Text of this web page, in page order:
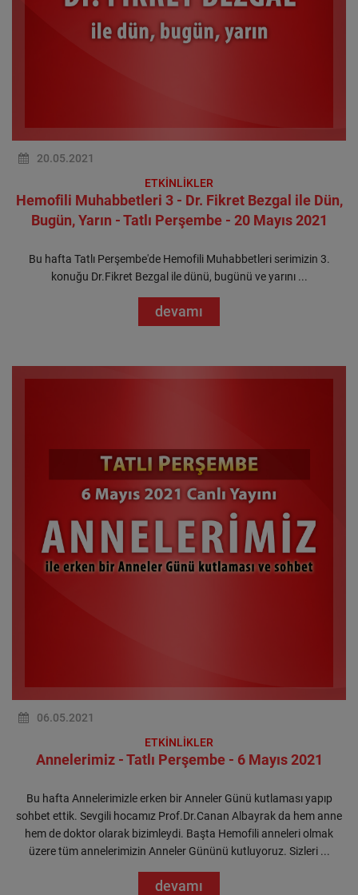
20.05.2021
ETKİNLİKLER
Hemofili Muhabbetleri 3 - Dr. Fikret Bezgal ile Dün,
Bugün, Yarın - Tatlı Perşembe - 20 Mayıs 2021
Bu hafta Tatlı Perşembe'de Hemofili Muhabbetleri serimizin 3.
konuğu Dr.Fikret Bezgal ile dünü, bugünü ve yarını ...
devamı
06.05.2021
ETKİNLİKLER
Annelerimiz - Tatlı Perşembe - 6 Mayıs 2021
Bu hafta Annelerimizle erken bir Anneler Günü kutlaması yapıp
sohbet ettik. Sevgili hocamız Prof.Dr.Canan Albayrak da hem anne
hem de doktor olarak bizimleydi. Başta Hemofili anneleri olmak
üzere tüm annelerimizin Anneler Gününü kutluyoruz. Sizleri ...
devamı